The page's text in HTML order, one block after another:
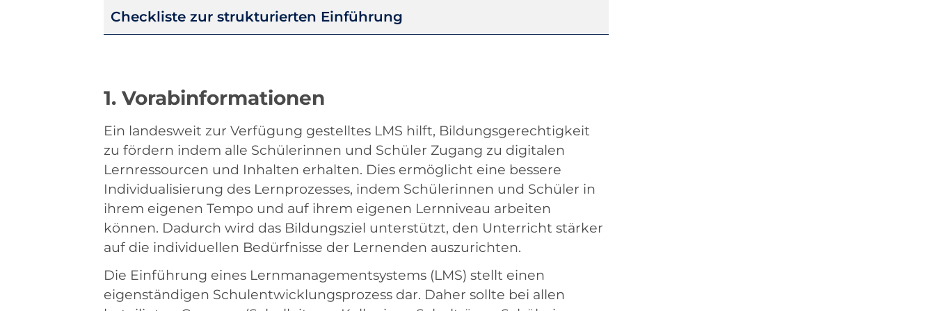
Checkliste zur strukturierten Einführung
1. Vorabinformationen
Ein landesweit zur Verfügung gestelltes LMS hilft, Bildungsgerechtigkeit
zu fördern indem alle Schülerinnen und Schüler Zugang zu digitalen
Lernressourcen und Inhalten erhalten. Dies ermöglicht eine bessere
Individualisierung des Lernprozesses, indem Schülerinnen und Schüler in
ihrem eigenen Tempo und auf ihrem eigenen Lernniveau arbeiten
können. Dadurch wird das Bildungsziel unterstützt, den Unterricht stärker
auf die individuellen Bedürfnisse der Lernenden auszurichten.
Die Einführung eines Lernmanagementsystems (LMS) stellt einen
eigenständigen Schulentwicklungsprozess dar. Daher sollte bei allen